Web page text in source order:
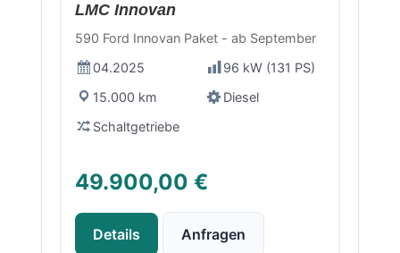
LMC Innovan
590 Ford Innovan Paket - ab September
04.2025
96 kW (131 PS)
15.000 km
Diesel
Schaltgetriebe
49.900,00 €
Details Anfragen